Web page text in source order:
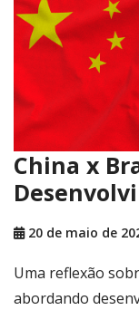
China x
20 de maio de
Uma reflexão
abordando